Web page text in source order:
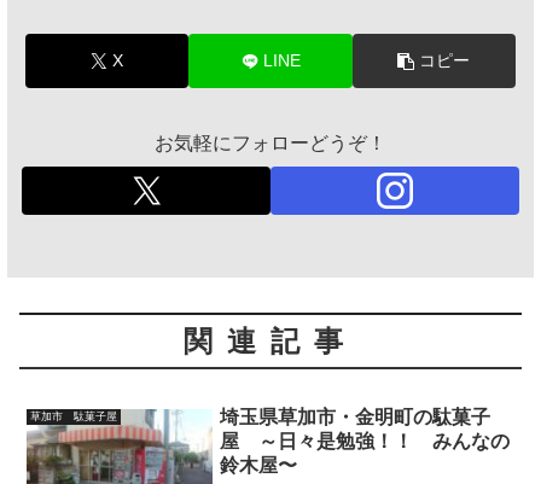
X LINE コピー
お気軽にフォローどうぞ！
関連記事
草加市 駄菓子屋
埼玉県草加市・金明町の駄菓子
屋 ～日々是勉強！！ みんなの
鈴木屋〜